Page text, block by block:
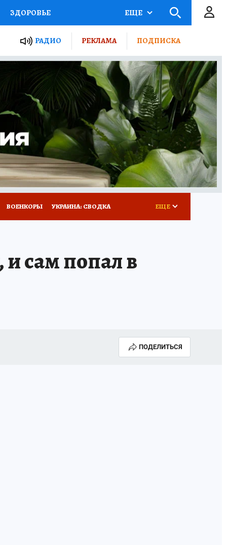
ЗДОРОВЬЕ
РОССИИ
ПУТЕВОДИТЕЛЬ
ТУРИЗМ
ПОТРЕБИТЕЛЯ ВСЕ О КП
ЕЩЕ
РАДИО РЕКЛАМА ПОДПИСКА
ВОЕНКОРЫ УКРАИНА: СВОДКА ЕЩЕ
сам попал в
ПОДЕЛИТЬСЯ